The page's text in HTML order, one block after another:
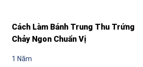
Cách Làm Bánh Trung Thu Trứng
Chảy Ngon Chuẩn Vị
1 Năm